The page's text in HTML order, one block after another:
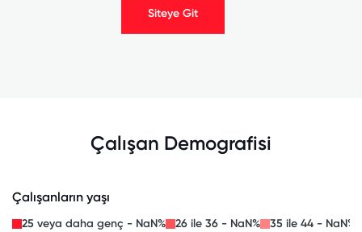
Siteye Git
Çalışan Demografisi
Çalışanların yaşı
25 veya daha genç - NaN% 26 ile 36 - NaN% 35 ile 44 - NaN%